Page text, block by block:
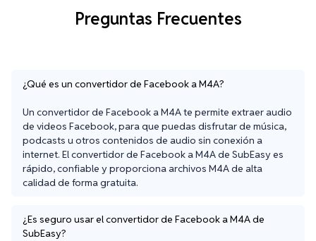
Preguntas Frecuentes
¿Qué es un convertidor de Facebook a M4A?
Un convertidor de Facebook a M4A te permite extraer audio
de videos Facebook, para que puedas disfrutar de música,
podcasts u otros contenidos de audio sin conexión a
internet. El convertidor de Facebook a M4A de SubEasy es
rápido, confiable y proporciona archivos M4A de alta
calidad de forma gratuita.
¿Es seguro usar el convertidor de Facebook a M4A de
SubEasy?